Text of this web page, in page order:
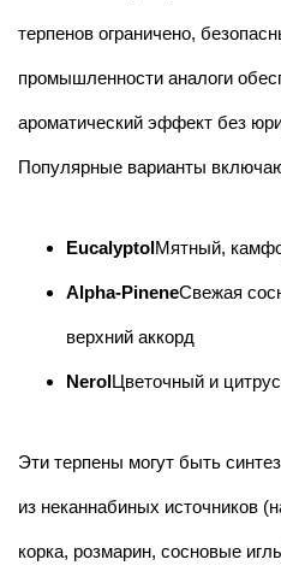
терпенов ограничено,
промышленности аналоги
ароматический эффект без
Популярные варианты
EucalyptolМятный,
Alpha-PineneСвежая
верхний аккорд
NerolЦветочный и
Эти терпены могут быть
из неканнабиных источников
корка, розмарин, сосновые